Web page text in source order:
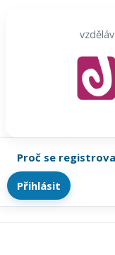
Proč se
Přihlásit